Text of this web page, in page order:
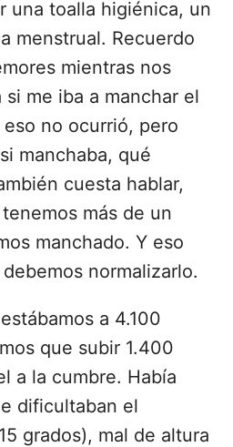
una toalla higiénica, un
menstrual. Recuerdo
mientras nos
si me iba a manchar el
no ocurrió, pero
manchaba, qué
cuesta hablar,
más de un
manchado. Y eso
normalizarlo.
a 4.100
que subir 1.400
a la cumbre. Había
dificultaban el
grados), mal de altura